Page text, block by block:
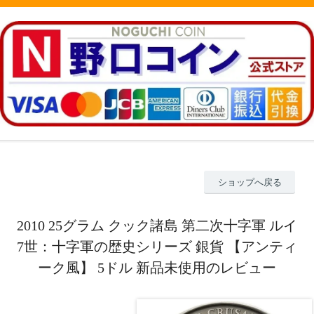
ショップへ戻る
2010 25グラム クック諸島 第二次十字軍 ルイ
7世：十字軍の歴史シリーズ 銀貨 【アンティ
ーク風】 5ドル 新品未使用のレビュー